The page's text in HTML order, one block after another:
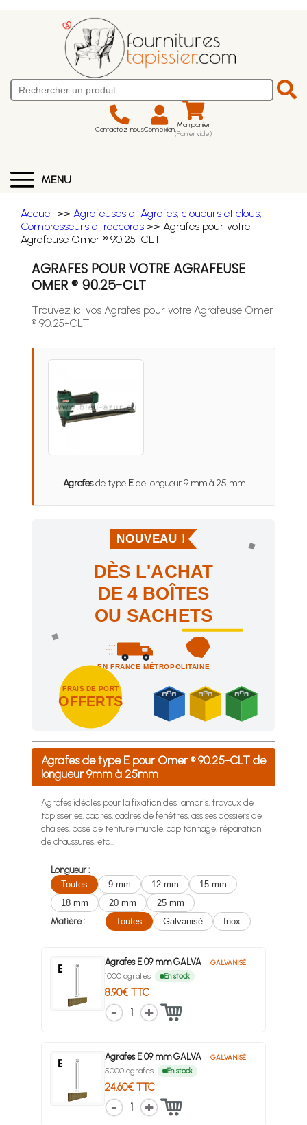
Contactez-nousConnexion Mon panier
(Panier vide)
MENU
Accueil >> Agrafeuses et Agrafes, cloueurs et clous,
Compresseurs et raccords >> Agrafes pour votre
Agrafeuse Omer ® 90.25-CLT
AGRAFES POUR VOTRE AGRAFEUSE
OMER ® 90.25-CLT
Trouvez ici vos Agrafes pour votre Agrafeuse Omer
® 90.25-CLT
Agrafesde type Ede longueur 9 mm à 25 mm.
NOUVEAU !
DÈS L'ACHAT
DE 4 BOÎTES
OU SACHETS
EN FRANCE MÉTROPOLITAINE
FRAIS DE PORT
OFFERTS
Achetez 4 sachets ou boîtes d'agrafes ou de pointes et
Agrafes de type E pour Omer ® 90.25-CLT de
longueur 9mm à 25mm
Agrafes idéales pour la fixation des lambris, travaux de
tapisseries, cadres, cadres de fenêtres, assises dossiers de
chaises, pose de tenture murale, capitonnage, réparation
de chaussures, etc...
Longueur :
Toutes
9 mm 12 mm
15 mm
18 mm
20 mm
25 mm
Matière :
Toutes Galvanisé Inox
Agrafes E 09 mm GALVA GALVANISÉ
1000 agrafes En stock
8.90€ TTC
1
Agrafes E 09 mm GALVA GALVANISÉ
5000 agrafes En stock
24.60€ TTC
1